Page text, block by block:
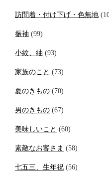
訪問着・付け下げ・色無地
振袖 (99)
小紋、紬 (93)
家族のこと (73)
夏のきもの (70)
男のきもの (67)
美味しいこと (60)
素敵なお客さま (58)
七五三、生年祝 (56)